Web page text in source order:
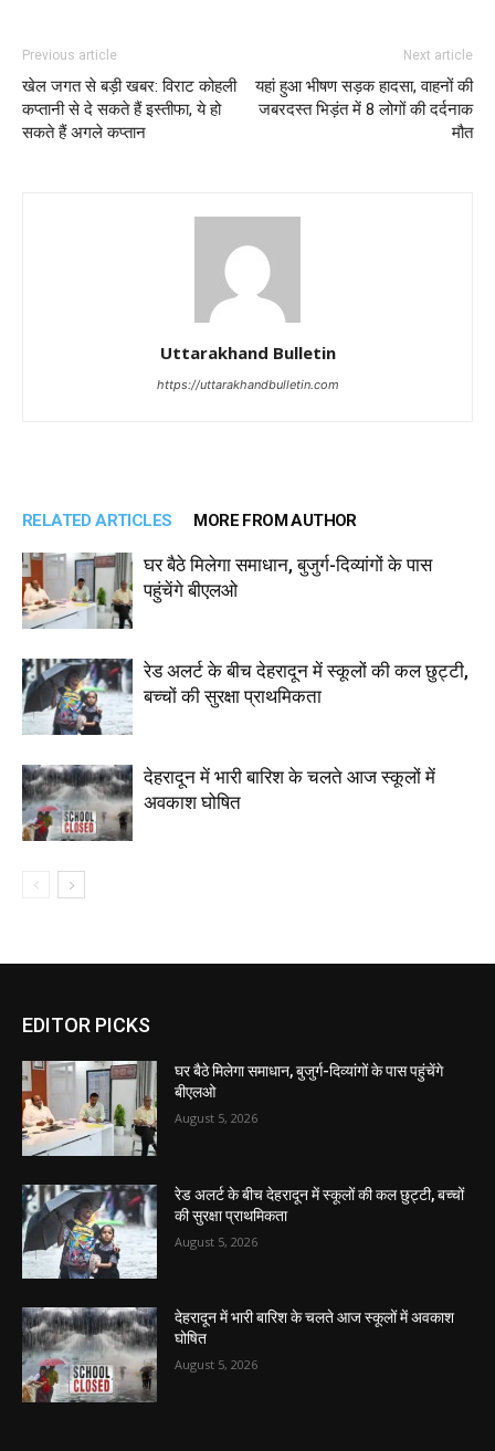
Previous article
खेल जगत से बड़ी खबर: विराट कोहली
कप्तानी से दे सकते हैं इस्तीफा, ये हो
सकते हैं अगले कप्तान
Next article
यहां हुआ भीषण सड़क हादसा, वाहनों की
जबरदस्त भिड़ंत में 8 लोगों की दर्दनाक
मौत
Uttarakhand Bulletin
https://uttarakhandbulletin.com
RELATED ARTICLES MORE FROM AUTHOR
घर बैठे मिलेगा समाधान, बुजुर्ग-दिव्यांगों के पास
पहुंचेंगे बीएलओ
रेड अलर्ट के बीच देहरादून में स्कूलों की कल छुट्टी,
बच्चों की सुरक्षा प्राथमिकता
देहरादून में भारी बारिश के चलते आज स्कूलों में
अवकाश घोषित
EDITOR PICKS
घर बैठे मिलेगा समाधान, बुजुर्ग-दिव्यांगों के पास पहुंचेंगे
बीएलओ
August 5, 2026
रेड अलर्ट के बीच देहरादून में स्कूलों की कल छुट्टी, बच्चों
की सुरक्षा प्राथमिकता
August 5, 2026
देहरादून में भारी बारिश के चलते आज स्कूलों में अवकाश
घोषित
August 5, 2026